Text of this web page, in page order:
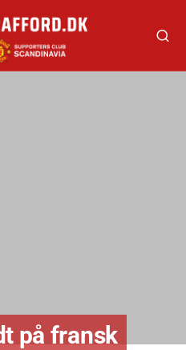
på fransk